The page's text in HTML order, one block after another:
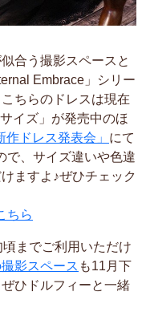
合う撮影スペースと
Embrace」シリー
ちらのドレスは現在
イズ」が発売中のほ
作ドレス発表会」 にて
で、サイズ違いや色違
ますよ♪ぜひチェック
ちら
までご利用いただけ
撮影スペース も11月下
ひドルフィーと一緒